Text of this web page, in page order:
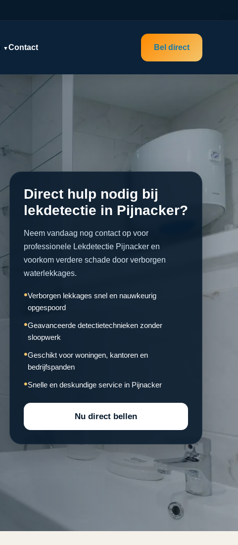
▼Contact Bel direct
Direct hulp nodig bij
lekdetectie in Pijnacker?
Neem vandaag nog contact op voor
professionele Lekdetectie Pijnacker en
voorkom verdere schade door verborgen
waterlekkages.
Verborgen lekkages snel en nauwkeurig
opgespoord
Geavanceerde detectietechnieken zonder
sloopwerk
Geschikt voor woningen, kantoren en
bedrijfspanden
Snelle en deskundige service in Pijnacker
Nu direct bellen